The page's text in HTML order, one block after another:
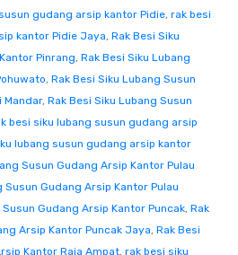
gudang arsip kantor Pidie, rak besi
kantor Pidie Jaya, Rak Besi Siku
Pinrang, Rak Besi Siku Lubang
, Rak Besi Siku Lubang Susun
Mandar, Rak Besi Siku Lubang Susun
besi siku lubang susun gudang arsip
lubang susun gudang arsip kantor
Susun Gudang Arsip Kantor Pulau
Susun Gudang Arsip Kantor Pulau
Gudang Arsip Kantor Puncak, Rak
Arsip Kantor Puncak Jaya, Rak Besi
Kantor Raja Ampat, rak besi siku